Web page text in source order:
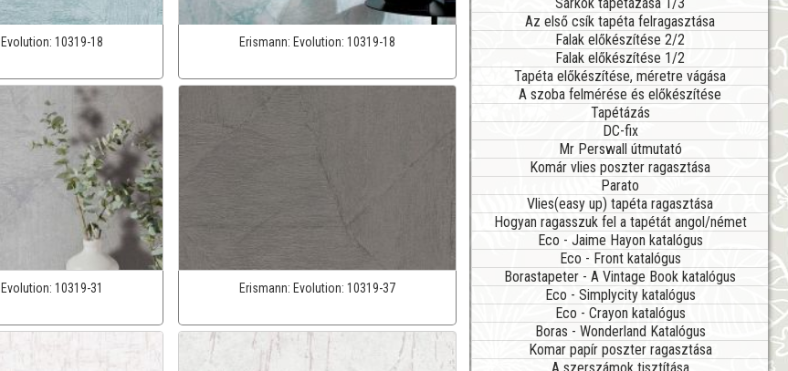
Evolution: 10319-18 Erismann: Evolution:10319-18
Evolution: 10319-31 Erismann:Evolution:10319-37
Az első csík tapéta felragasztása
Falak előkészítése 2/2
Falak előkészítése 1/2
Tapéta előkészítése, méretre vágása
A szoba felmérése és előkészítése
Tapétázás
DC-fix
Mr Perswall útmutató
Komár vlies poszter ragasztása
Parato
Vlies(easy up) tapéta ragasztása
Hogyan ragasszuk fel a tapétát angol/német
Eco - Jaime Hayon katalógus
Eco - Front katalógus
Borastapeter - A Vintage Book katalógus
Eco - Simplycity katalógus
Eco - Crayon katalógus
Boras - Wonderland Katalógus
Komar papír poszter ragasztása
A szerszámok tisztítása